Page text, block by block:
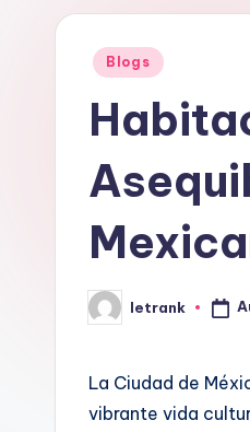
Posted
Blogs
Posted
by
letrank
La Ciudad de
vibrante vida